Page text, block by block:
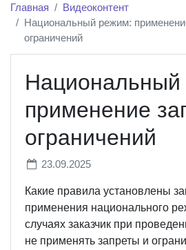
Главная
Видеоконтент
Национальный режим:
ограничений
применение
ограничений
23.09.2025
Какие правила установлены
применения национального
случаях заказчик при
не применять запреты и